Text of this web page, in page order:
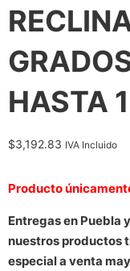
HASTA
$3,192.83 IVA Incluido
Producto
Entregas en Puebla
nuestros productos
especial a venta